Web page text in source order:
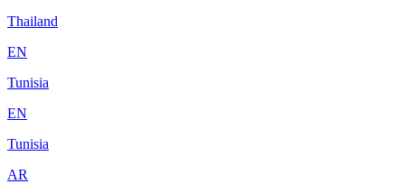
Thailand
EN
Tunisia
EN
Tunisia
AR